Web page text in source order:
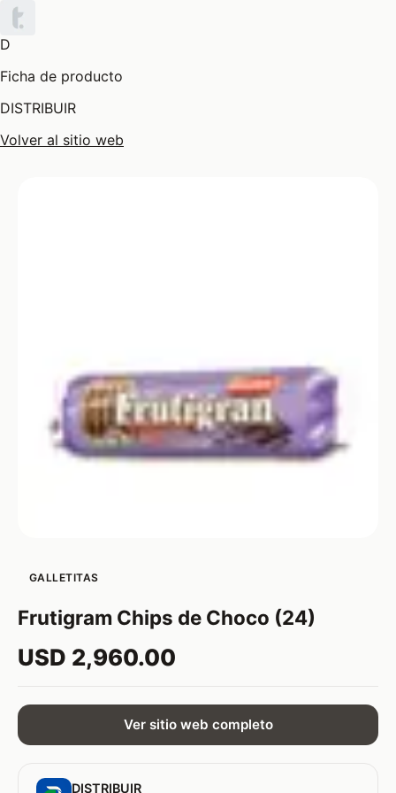
D
Ficha de producto
DISTRIBUIR
Volver al sitio web
GALLETITAS
Frutigram Chips de Choco (24)
USD 2,960.00
Ver sitio web completo
DISTRIBUIR